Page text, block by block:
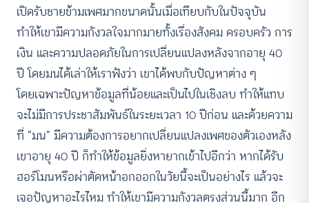
เปิดรับชายข้ามเพศมากขนาดนั้นเมื่อเทียบกับในปัจจุบัน
ทำให้เขามีความกังวลใจมากมายทั้งเรื่องสังคม ครอบครัว การ
เงิน และความปลอดภัยในการเปลี่ยนแปลงหลังจากอายุ 40
ปี โดยมนได้เล่าให้เราฟังว่า เขาได้พบกับปัญหาต่าง ๆ
โดยเฉพาะปัญหาข้อมูลที่น้อยและเป็นไปในเชิงลบ ทำให้แทบ
จะไม่มีการประชาสัมพันธ์ในระยะเวลา 10 ปีก่อน และด้วยความ
ที่ “มน” มีความต้องการอยากเปลี่ยนแปลงเพศของตัวเองหลัง
เขาอายุ 40 ปี ก็ทำให้ข้อมูลยิ่งหายากเข้าไปอีกว่า หากได้รับ
ฮอร์โมนหรือผ่าตัดหน้าอกออกในวัยนี้จะเป็นอย่างไร แล้วจะ
เจอปัญหาอะไรไหม ทำให้เขามีความกังวลตรงส่วนนี้มาก อีก